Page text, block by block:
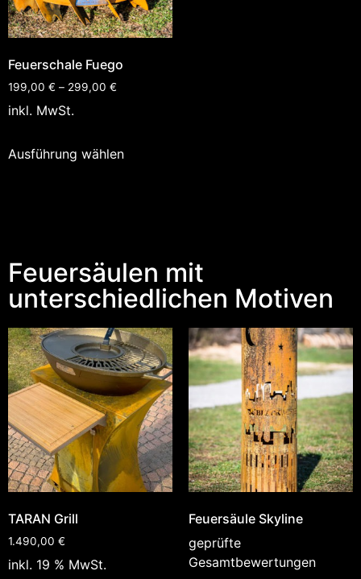
Feuerschale Fuego
199,00 € – 299,00 €
inkl. MwSt.
Ausführung wählen
Feuersäulen mit
unterschiedlichen Motiven
TARAN Grill
1.490,00 €
inkl. 19 % MwSt.
Feuersäule Skyline
geprüfte
Gesamtbewertungen